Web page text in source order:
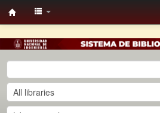
BC
UNI-
KOHA